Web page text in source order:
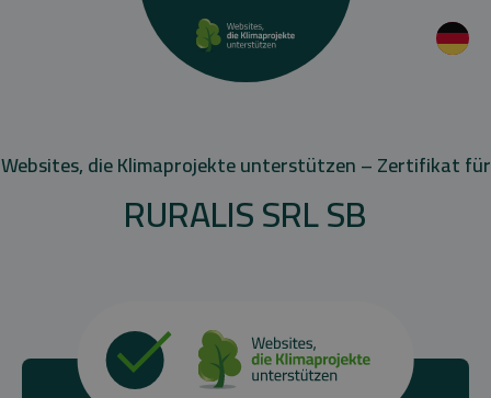
Websites, die Klimaprojekte unterstützen – Zertifikat für
RURALIS SRL SB